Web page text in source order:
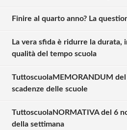
Finire al quarto anno? La
La vera sfida è ridurre la durata,
qualità del tempo scuola
TuttoscuolaMEMORANDUM
scadenze delle scuole
TuttoscuolaNORMATIVA del 6
della settimana